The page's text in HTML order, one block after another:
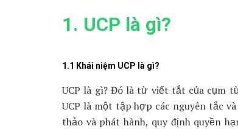
1. UCP là gì?
1.1 Khái niệm UCP là gì?
UCP là gì? Đó là từ viết tắt của cụm
UCP là một tập hợp các nguyên tắc
thảo và phát hành, quy định quyền